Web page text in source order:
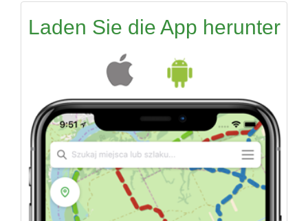
Laden Sie die App herunter